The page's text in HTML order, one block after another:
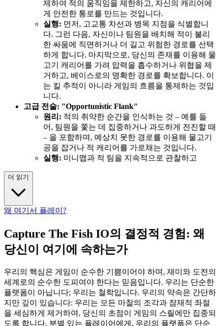
제하여 적의 움직임을 제한하고, 자신의 캐리어에
게 안전한 통로를 만드는 것입니다.
실행: 먼저, 고교통 차선과 병목 지점을 식별합니
다. 그런 다음, 자신이나 팀원을 배치해 적이 불리
한 싸움에 직면하거나 더 길고 위험한 경로를 선택
하게 합니다. 마지막으로, 당신의 존재를 이용해 물
고기 캐리어를 가려 압력을 흡수하거나 위협을 제
거하고, 베이스로의 명확한 경로를 확보합니다. 이
는 킬 추적이 아니라 게임의 흐름을 통제하는 것입
니다.
고급 전술: "Opportunistic Flank"
원리: 적의 취약한 순간을 인식하는 것 – 예를 들
어, 팀원을 쫓는 데 집중하거나 과도하게 전진할 때
– 을 포함하며, 예상치 못한 경로를 이용해 물고기
공을 잡거나 적 캐리어를 가로채는 것입니다.
실행: 미니맵과 적 팀을 지속적으로 관찰하고
더 읽기
왜 여기서 플레이?
Capture The Fish IO의 결정적 경험: 왜
당신이 여기에 속하는가
우리의 핵심은 게임이 순수한 기쁨이어야 하며, 재미와 도전의
세계로의 순수한 도피여야 한다는 믿음입니다. 우리는 단순한
플랫폼이 아닙니다; 우리는 철학입니다. 우리의 약속은 간단하
지만 깊이 있습니다: 우리는 모든 마찰의 조각과 잠재적 좌절
을 세심하게 제거하여, 당신의 초점이 게임의 스릴에만 집중되
도록 합니다. 분별 있는 플레이어에게, 우리의 플랫폼은 단순